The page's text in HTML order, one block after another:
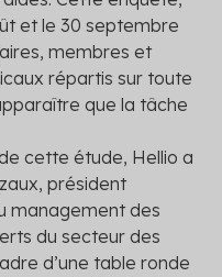
et le 30 septembre
membres et
répartis sur toute
que la tâche
cette étude, Hellio a
président
management des
du secteur des
d’une table ronde